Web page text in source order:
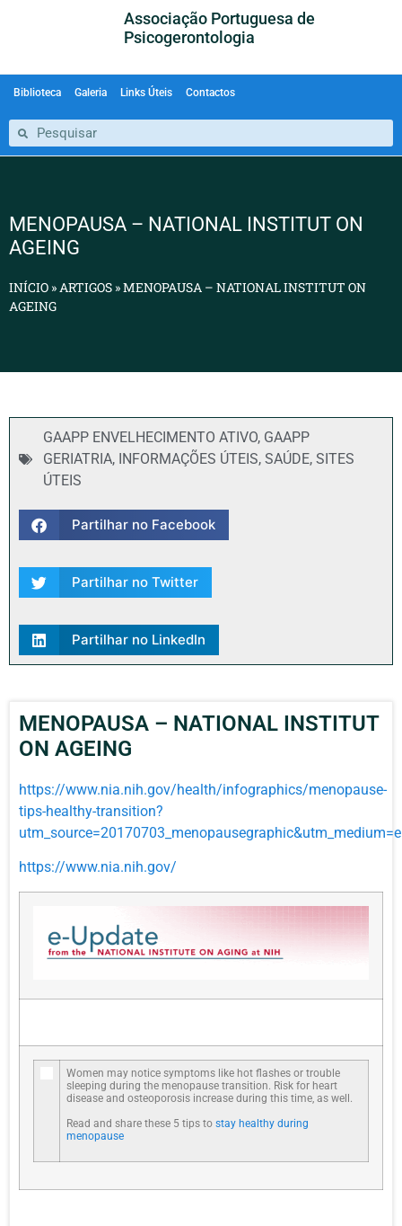
Associação Portuguesa de
Psicogerontologia
Biblioteca Galeria Links Úteis Contactos
MENOPAUSA – NATIONAL INSTITUT ON
AGEING
INÍCIO »ARTIGOS »MENOPAUSA – NATIONAL INSTITUT ON
AGEING
GAAPP ENVELHECIMENTO ATIVO, GAAPP
GERIATRIA, INFORMAÇÕES ÚTEIS, SAÚDE, SITES
ÚTEIS
Partilhar no Facebook
Partilhar no Twitter
Partilhar no LinkedIn
MENOPAUSA – NATIONAL INSTITUT
ON AGEING
https://www.nia.nih.gov/health/infographics/menopause-
tips-healthy-transition?
https://www.nia.nih.gov/
Women may notice symptoms like hot flashes or trouble
sleeping during the menopause transition. Risk for heart
disease and osteoporosis increase during this time, as well.
Read and share these 5 tips to stay healthy during
menopause